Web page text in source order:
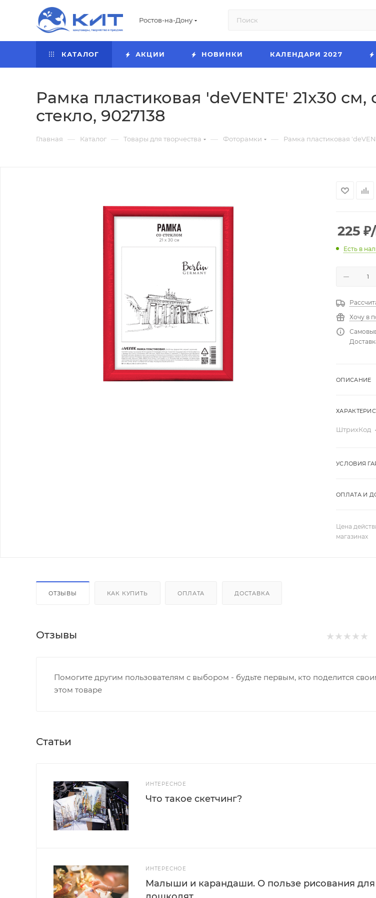
Ростов-на-Дону
КАТАЛОГ АКЦИИ НОВИНКИ КАЛЕНДАРИ 2027
Рамка пластиковая 'deVENTE' 21x30
стекло, 9027138
Главная — Каталог — Товары для творчества — Фоторамки — Рамка пластиковая
225 ₽
Есть в
Хочу в
ОПИСАНИЕ
ШтрихКод
УСЛОВИЯ
ОПЛАТА И
Цена
магазинах
ОТЗЫВЫ КАК КУПИТЬ ОПЛАТА ДОСТАВКА
Отзывы
Помогите другим пользователям с выбором - будьте первым, кто поделится
этом товаре
Статьи
ИНТЕРЕСНОЕ
Что такое скетчинг?
ИНТЕРЕСНОЕ
Малыши и карандаши. О пользе рисования для